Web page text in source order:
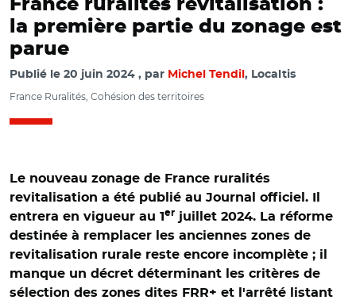
France ruralités revitalisation :
la première partie du zonage est
parue
Publié le 20 juin 2024 par Michel Tendil , Localtis
France Ruralités, Cohésion des territoires
Le nouveau zonage de France ruralités
revitalisation a été publié au Journal officiel. Il
entrera en vigueur au 1 er juillet 2024. La réforme
destinée à remplacer les anciennes zones de
revitalisation rurale reste encore incomplète ; il
manque un décret déterminant les critères de
sélection des zones dites FRR+ et l'arrêté listant